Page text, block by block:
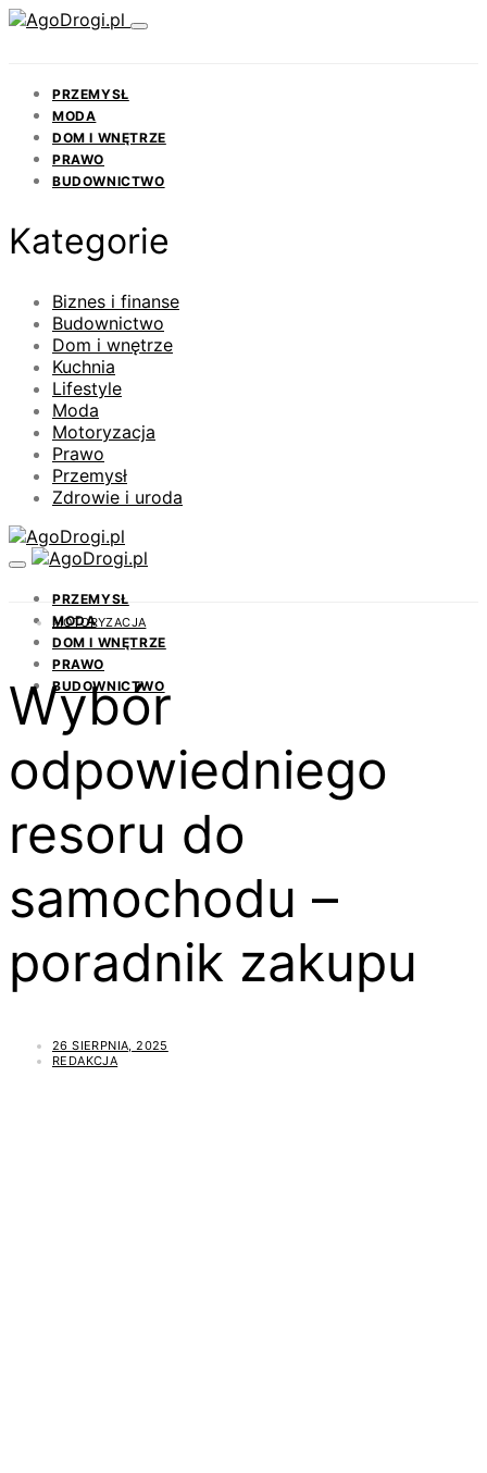
PRZEMYSŁ
MODA
DOM I WNĘTRZE
PRAWO
BUDOWNICTWO
Kategorie
Biznes i finanse
Budownictwo
Dom i wnętrze
Kuchnia
Lifestyle
Moda
Motoryzacja
Prawo
Przemysł
Zdrowie i uroda
PRZEMYSŁ
MODA
DOM I WNĘTRZE
PRAWO
BUDOWNICTWO
MOTORYZACJA
Wybór
odpowiedniego
resoru do
samochodu –
poradnik zakupu
26 SIERPNIA, 2025
REDAKCJA